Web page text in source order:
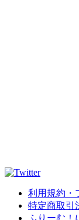
利用規約・
特定商取引
ふりーむ！